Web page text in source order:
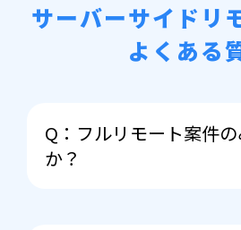
サーバーサイドリ
よくある
Q：フルリモート案件
か？